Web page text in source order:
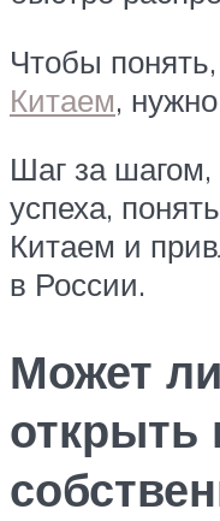
Чтобы понять,
Китаем,
Шаг за
успеха,
Китаем и
в России.
Может
открыть